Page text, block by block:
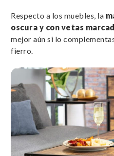
Respecto a los muebles, la
oscura y con vetas
mejor aún si lo
fierro.